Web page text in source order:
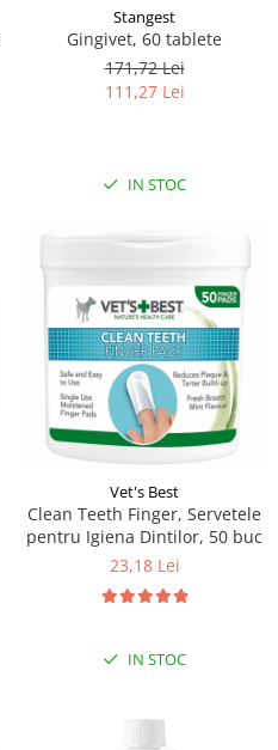
Stangest
Gingivet, 60 tablete
171,72 Lei
111,27 Lei
IN STOC
Vet's Best
Clean Teeth Finger, Servetele
pentru Igiena Dintilor, 50 buc
23,18 Lei
IN STOC